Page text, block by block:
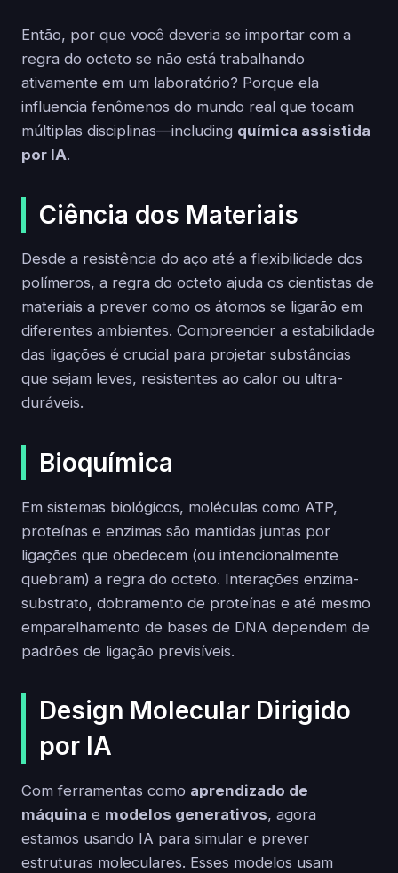
Então, por que você deveria se importar com a
regra do octeto se não está trabalhando
ativamente em um laboratório? Porque ela
influencia fenômenos do mundo real que tocam
múltiplas disciplinas—including química assistida
por IA.
Ciência dos Materiais
Desde a resistência do aço até a flexibilidade dos
polímeros, a regra do octeto ajuda os cientistas de
materiais a prever como os átomos se ligarão em
diferentes ambientes. Compreender a estabilidade
das ligações é crucial para projetar substâncias
que sejam leves, resistentes ao calor ou ultra-
duráveis.
Bioquímica
Em sistemas biológicos, moléculas como ATP,
proteínas e enzimas são mantidas juntas por
ligações que obedecem (ou intencionalmente
quebram) a regra do octeto. Interações enzima-
substrato, dobramento de proteínas e até mesmo
emparelhamento de bases de DNA dependem de
padrões de ligação previsíveis.
Design Molecular Dirigido
por IA
Com ferramentas como aprendizado de
máquina e modelos generativos, agora
estamos usando IA para simular e prever
estruturas moleculares. Esses modelos usam